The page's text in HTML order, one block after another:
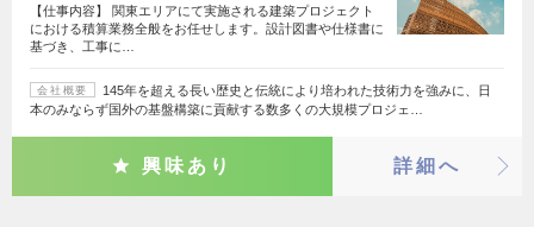
【仕事内容】 関東エリアにて実施される建築プロジェクト
における積算業務全般をお任せします。設計図書や仕様書に
基づき、工事に…
会社概要
145年を超える長い歴史と伝統により培われた技術力を強みに、日
本のみならず国外の基盤構築に貢献する数多くの大規模プロジェ…
興味あり 詳細へ